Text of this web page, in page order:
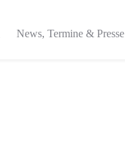
News, Termine & Presse